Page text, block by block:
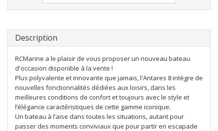
Description
RCMarine a le plaisir de vous proposer un nouveau bateau
d'occasion disponible à la vente !
Plus polyvalente et innovante que jamais, l'Antares 8 intègre de
nouvelles fonctionnalités dédiées aux loisirs, dans les
meilleures conditions de confort et toujours avec le style et
l’élégance caractéristiques de cette gamme iconique.
Un bateau à l’aise dans toutes les situations, autant pour
passer des moments conviviaux que pour partir en escapade